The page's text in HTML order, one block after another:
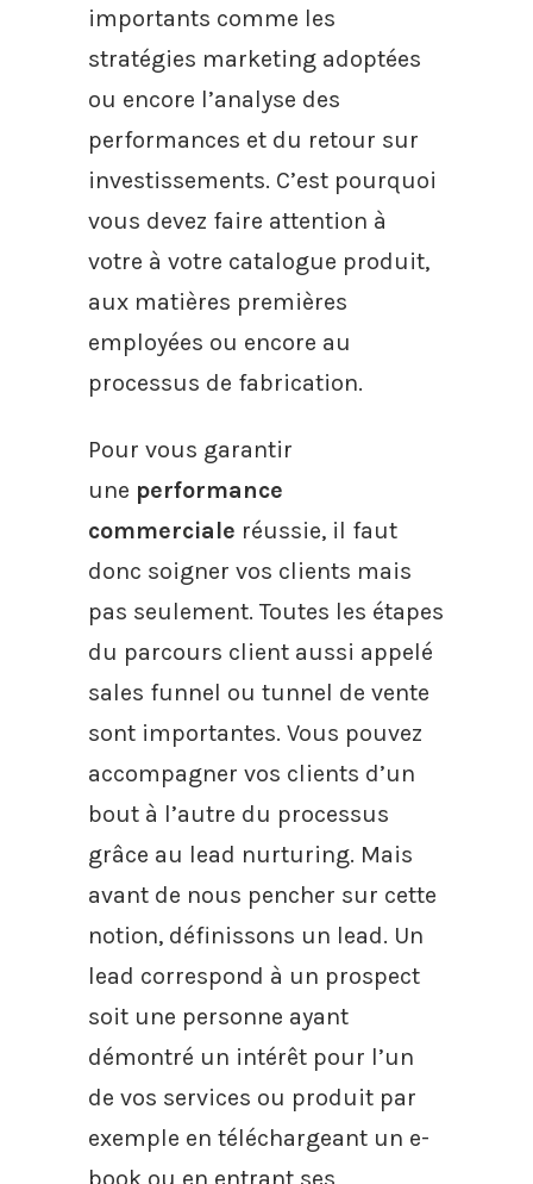
importants comme les
stratégies marketing adoptées
ou encore l’analyse des
performances et du retour sur
investissements. C’est pourquoi
vous devez faire attention à
votre à votre catalogue produit,
aux matières premières
employées ou encore au
processus de fabrication.
Pour vous garantir
une performance
commerciale réussie, il faut
donc soigner vos clients mais
pas seulement. Toutes les étapes
du parcours client aussi appelé
sales funnel ou tunnel de vente
sont importantes. Vous pouvez
accompagner vos clients d’un
bout à l’autre du processus
grâce au lead nurturing. Mais
avant de nous pencher sur cette
notion, définissons un lead. Un
lead correspond à un prospect
soit une personne ayant
démontré un intérêt pour l’un
de vos services ou produit par
exemple en téléchargeant un e-
book ou en entrant ses